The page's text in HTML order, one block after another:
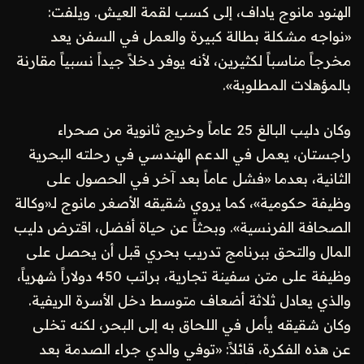
الهنود مانوج ياداف، إلى كسب لقمة العيش. ويلفت:
«نواجه مشكلة بطالة كبيرة والعمل في السفن يعد
مخرجاً مناسباً لكثيرين، لأنه يوفر دخلاً جيداً نسبياً مقارنة
بالمؤهلات المطلوبة».
وكان دليب البالغ 25 عاماً وخريج ثانوية من صحراء
راجستان، يعمل في الدعم الهندسي في رحلته البحرية
الثانية، بعدما «فشل عاماً بعد آخر في الحصول على
وظيفة حكومية»، كما يروي شقيقه الأصغر مانوج لـ«وكالة
الصحافة الفرنسية». وبحثاً عن حياة أفضل، اقترض دليب
المال والتحق ببرنامج تدريب بحري قبل أن يحصل على
وظيفة على متن سفينة تجارية، براتب 450 دولاراً شهرياً،
والذي يعادل ثلاثة أضعاف متوسط دخل الأسرة الريفية.
وكان شقيقه يأمل في اللحاق به إلى البحر، لكنه تخلى
عن هذه الفكرة، قائلاً: «توفي والدي جراء الصدمة بعد